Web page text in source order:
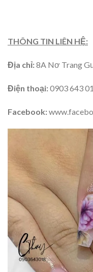
THÔNG TIN LIÊN HỆ:
Địa chỉ:8A Nơ Trang
Điện thoại:0903 643
Facebook: